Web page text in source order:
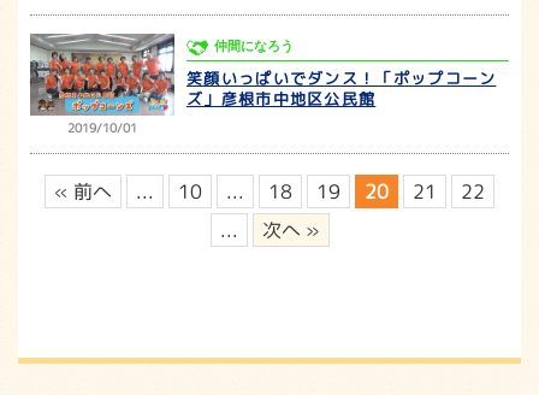
2019/10/01
仲間になろう
笑顔いっぱいでダンス！「ポップコーン
ズ」彦根市中地区公民館
« 前へ ... 10 ... 18 19 20 21
22
...
次へ »